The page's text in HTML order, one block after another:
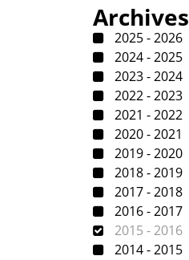
Archives
2025 - 2026
2024 - 2025
2023 - 2024
2022 - 2023
2021 - 2022
2020 - 2021
2019 - 2020
2018 - 2019
2017 - 2018
2016 - 2017
2015 - 2016
2014 - 2015